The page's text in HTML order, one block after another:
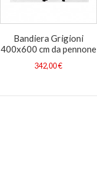
Bandiera Grigioni
400x600 cm da pennone
342,00 €